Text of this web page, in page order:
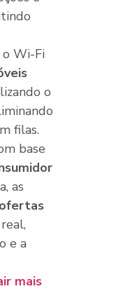
o Wi-Fi
o
filas.
base
as
ofertas
e a
mais